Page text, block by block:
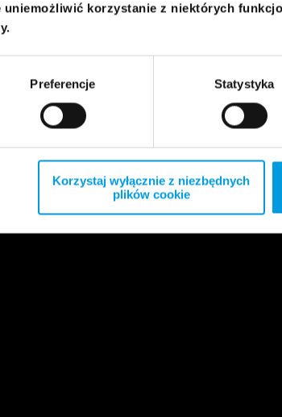
korzystanie z niektórych
Preferencje Statystyka
Korzystaj wyłącznie z niezbędnych
plików cookie